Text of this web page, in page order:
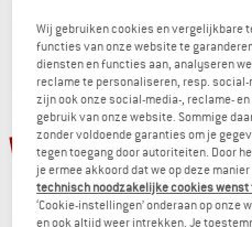
NU TOT MAAR LIEFST -
NAAR DE
-50%
Wij gebruiken cookies en vergelijkbare
functies van onze website te
diensten en functies aan, analyseren
reclame te personaliseren, resp.
zijn ook onze social-media-, reclame-
gebruik van onze website. Sommige
zonder voldoende garanties om je
tegen toegang door autoriteiten. Door
je ermee akkoord dat we op deze
technisch noodzakelijke cookies
‘Cookie-instellingen’ onderaan op
en ook altijd weer intrekken. Je